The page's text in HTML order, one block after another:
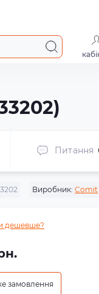
Питання
Виробник: Comit
дешевше?
замовлення